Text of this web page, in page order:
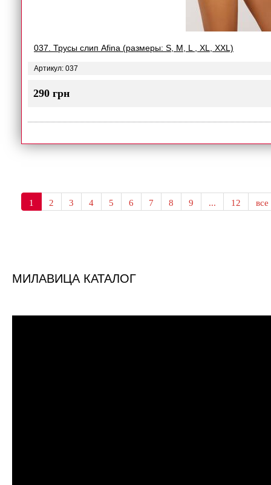
037. Трусы слип Afina (размеры: S, M, L , XL, XXL)
Артикул: 037
290 грн
1 2 3 4 5 6 7 8 9 ... 12 все
МИЛАВИЦА КАТАЛОГ